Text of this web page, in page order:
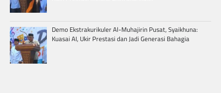
Demo Ekstrakurikuler Al-Muhajirin Pusat, Syaikhuna:
Kuasai AI, Ukir Prestasi dan Jadi Generasi Bahagia